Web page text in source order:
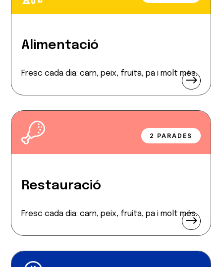
Alimentació
Fresc cada dia: carn, peix, fruita, pa i molt més.
$
2 PARADES
Restauració
Fresc cada dia: carn, peix, fruita, pa i molt més.
$